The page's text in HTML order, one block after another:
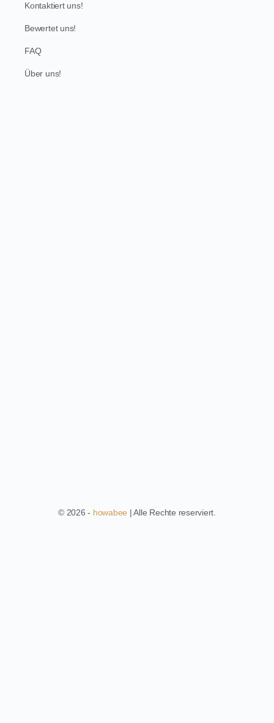
Kontaktiert uns!
Bewertet uns!
FAQ
Über uns!
© 2026 - howabee | Alle Rechte reserviert.